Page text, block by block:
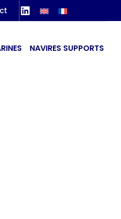
LinkedIn
NAVIRES SUPPORTS